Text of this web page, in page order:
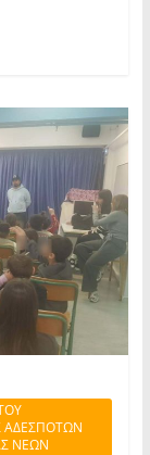
ΑΔΕΣΠΟΤΩΝ
ΝΕΩΝ